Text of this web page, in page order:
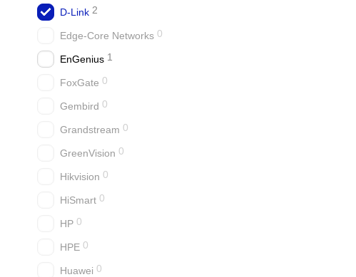
D-Link 2
Edge-Core Networks 0
EnGenius 1
FoxGate 0
Gembird 0
Grandstream 0
GreenVision 0
Hikvision 0
HiSmart 0
HP 0
HPE 0
Huawei 0